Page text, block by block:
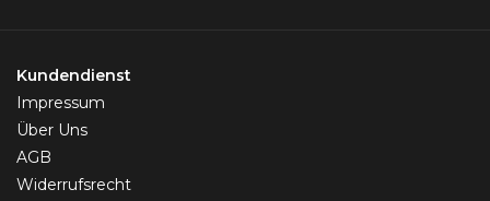
Kundendienst
Impressum
Über Uns
AGB
Widerrufsrecht